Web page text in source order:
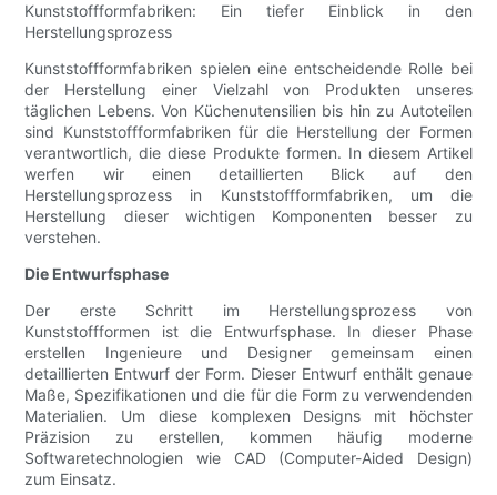
Kunststoffformfabriken: Ein tiefer Einblick in den
Herstellungsprozess
Kunststoffformfabriken spielen eine entscheidende Rolle bei
der Herstellung einer Vielzahl von Produkten unseres
täglichen Lebens. Von Küchenutensilien bis hin zu Autoteilen
sind Kunststoffformfabriken für die Herstellung der Formen
verantwortlich, die diese Produkte formen. In diesem Artikel
werfen wir einen detaillierten Blick auf den
Herstellungsprozess in Kunststoffformfabriken, um die
Herstellung dieser wichtigen Komponenten besser zu
verstehen.
Die Entwurfsphase
Der erste Schritt im Herstellungsprozess von
Kunststoffformen ist die Entwurfsphase. In dieser Phase
erstellen Ingenieure und Designer gemeinsam einen
detaillierten Entwurf der Form. Dieser Entwurf enthält genaue
Maße, Spezifikationen und die für die Form zu verwendenden
Materialien. Um diese komplexen Designs mit höchster
Präzision zu erstellen, kommen häufig moderne
Softwaretechnologien wie CAD (Computer-Aided Design)
zum Einsatz.